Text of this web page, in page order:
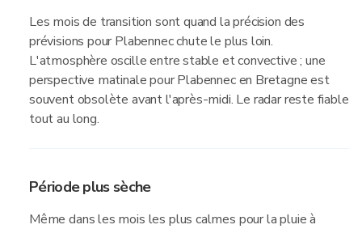
Les mois de transition sont quand la précision des
prévisions pour Plabennec chute le plus loin.
L'atmosphère oscille entre stable et convective ; une
perspective matinale pour Plabennec en Bretagne est
souvent obsolète avant l'après-midi. Le radar reste fiable
tout au long.
Période plus sèche
Même dans les mois les plus calmes pour la pluie à